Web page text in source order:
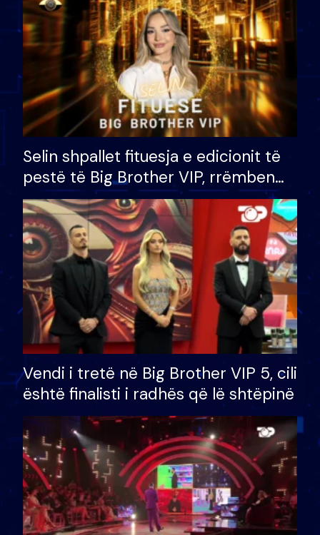
Selin shpallet fituesja e edicionit të
pestë të Big Brother VIP, rrëmben
çmimin e madh prej 100 mijë eurosh
Vendi i tretë në Big Brother VIP 5, cili
është finalisti i radhës që lë shtëpinë